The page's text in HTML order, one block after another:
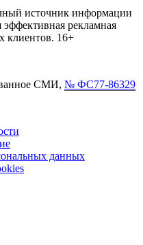
источник информации
рекламная
клиентов. 16+
СМИ, № ФС77-86329
данных